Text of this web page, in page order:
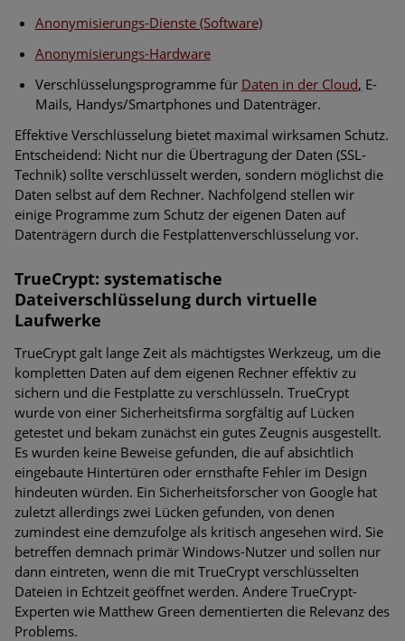
Anonymisierungs-Dienste (Software)
Anonymisierungs-Hardware
Verschlüsselungsprogramme für Daten in der Cloud, E-
Mails, Handys/Smartphones und Datenträger.
Effektive Verschlüsselung bietet maximal wirksamen Schutz.
Entscheidend: Nicht nur die Übertragung der Daten (SSL-
Technik) sollte verschlüsselt werden, sondern möglichst die
Daten selbst auf dem Rechner. Nachfolgend stellen wir
einige Programme zum Schutz der eigenen Daten auf
Datenträgern durch die Festplattenverschlüsselung vor.
TrueCrypt: systematische
Dateiverschlüsselung durch virtuelle
Laufwerke
TrueCrypt galt lange Zeit als mächtigstes Werkzeug, um die
kompletten Daten auf dem eigenen Rechner effektiv zu
sichern und die Festplatte zu verschlüsseln. TrueCrypt
wurde von einer Sicherheitsfirma sorgfältig auf Lücken
getestet und bekam zunächst ein gutes Zeugnis ausgestellt.
Es wurden keine Beweise gefunden, die auf absichtlich
eingebaute Hintertüren oder ernsthafte Fehler im Design
hindeuten würden. Ein Sicherheitsforscher von Google hat
zuletzt allerdings zwei Lücken gefunden, von denen
zumindest eine demzufolge als kritisch angesehen wird. Sie
betreffen demnach primär Windows-Nutzer und sollen nur
dann eintreten, wenn die mit TrueCrypt verschlüsselten
Dateien in Echtzeit geöffnet werden. Andere TrueCrypt-
Experten wie Matthew Green dementierten die Relevanz des
Problems.